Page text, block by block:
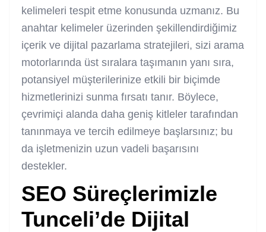
kelimeleri tespit etme konusunda uzmanız. Bu
anahtar kelimeler üzerinden şekillendirdiğimiz
içerik ve dijital pazarlama stratejileri, sizi arama
motorlarında üst sıralara taşımanın yanı sıra,
potansiyel müşterilerinize etkili bir biçimde
hizmetlerinizi sunma fırsatı tanır. Böylece,
çevrimiçi alanda daha geniş kitleler tarafından
tanınmaya ve tercih edilmeye başlarsınız; bu
da işletmenizin uzun vadeli başarısını
destekler.
SEO Süreçlerimizle
Tunceli’de Dijital